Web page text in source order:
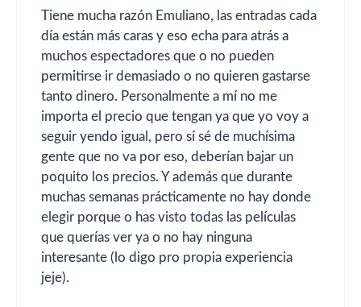
Tiene mucha razón Emuliano, las entradas cada
día están más caras y eso echa para atrás a
muchos espectadores que o no pueden
permitirse ir demasiado o no quieren gastarse
tanto dinero. Personalmente a mí no me
importa el precio que tengan ya que yo voy a
seguir yendo igual, pero sí sé de muchísima
gente que no va por eso, deberían bajar un
poquito los precios. Y además que durante
muchas semanas prácticamente no hay donde
elegir porque o has visto todas las películas
que querías ver ya o no hay ninguna
interesante (lo digo pro propia experiencia
jeje).